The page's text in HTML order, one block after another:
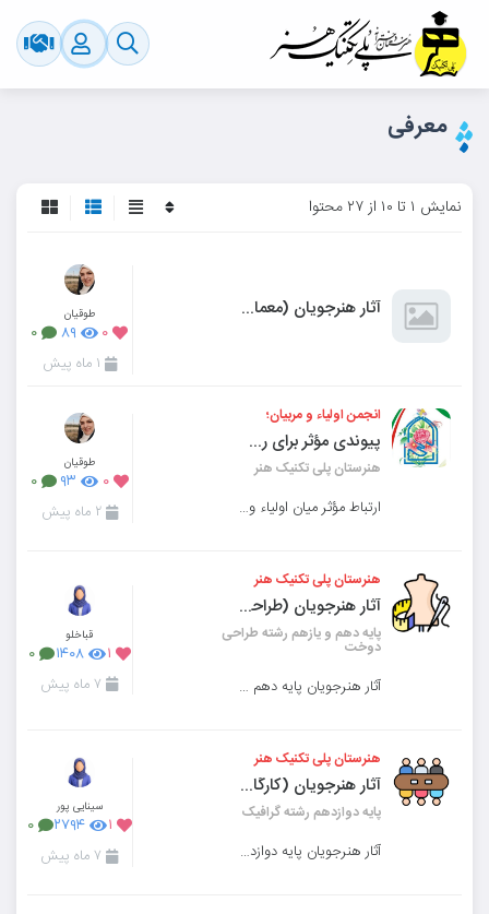
معرفی
نمایش ۱ تا ۱۰ از ۲۷ محتوا
آثار هنرجویان (معماری داخلی فضاهای مسکونی) طوقیان
۰ ۸۹ ۰
۱ ماه پیش
انجمن اولیاء و مربیان؛
پیوندی مؤثر برای رشد، تربیت و موفقیت دانش‌آموزان
هنرستان پلی تکنیک هنر
ارتباط مؤثر میان اولیاء و مربیان، یکی از بنیادی‌ترین ارکان موفقیت آموزشی و تربیتی در مدرسه است.
طوقیان
۰ ۹۳ ۰
۲ ماه پیش
هنرستان پلی تکنیک هنر
آثار هنرجویان (طراحی دوخت)
پایه دهم و یازهم رشته طراحی
دوخت
آثار هنرجویان پایه دهم و یازهم رشته طراحی دوخت
قباخلو
۱ ۱۴۰۸ ۰
۷ ماه پیش
هنرستان پلی تکنیک هنر
آثار هنرجویان (کارگاه گرافیک)
پایه دوازدهم رشته گرافیک
آثار هنرجویان پایه دوازدهم رشته گرافیک
سینایی پور
۱ ۲۷۹۴ ۰
۷ ماه پیش